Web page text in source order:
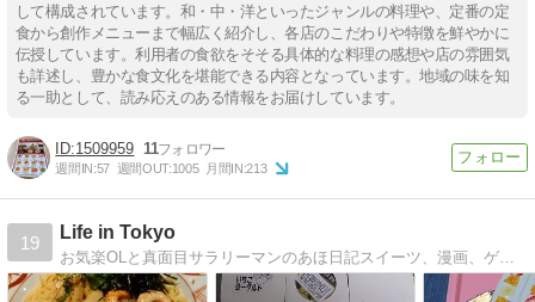
して構成されています。和・中・洋といったジャンルの料理や、定番の定
食から創作メニューまで幅広く紹介し、各店のこだわりや特徴を鮮やかに
伝授しています。利用者の食欲をそそる具体的な料理の感想や店の雰囲気
も詳述し、豊かな食文化を堪能できる内容となっています。地域の味を知
る一助として、読み応えのある情報をお届けしています。
1509959 11
週間IN:57 週間OUT:1005 月間IN:213
19
Life in Tokyo
お気楽OLと真面目サラリーマンのあほ日記スイーツ、漫画、ゲーム、旅行などに偏りがあります。